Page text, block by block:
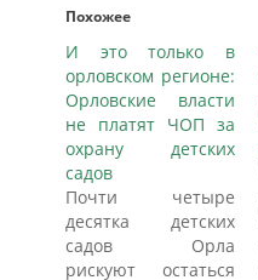
Похожее
И это только в
орловском регионе:
Орловские власти
не платят ЧОП за
охрану детских
садов
Почти четыре
десятка детских
садов Орла
рискуют остаться